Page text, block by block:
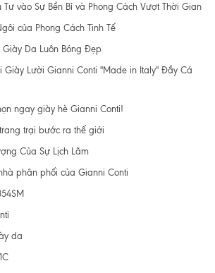
vào Sự Bền Bỉ và Phong Cách Vượt Thời Gian
của Phong Cách Tinh Tế
Da Luôn Bóng Đẹp
Giày Lười Gianni Conti "Made in Italy" Đầy Cá
ngay giày hè Gianni Conti!
trại bước ra thế giới
Của Sự Lịch Lãm
phân phối của Gianni Conti
da